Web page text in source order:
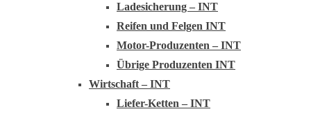
Ladesicherung – INT
Reifen und Felgen INT
Motor-Produzenten – INT
Übrige Produzenten INT
Wirtschaft – INT
Liefer-Ketten – INT